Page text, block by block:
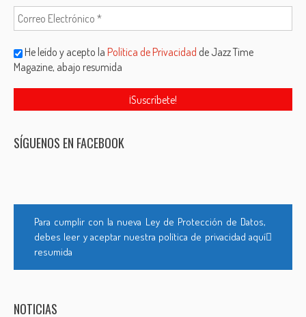
He leído y acepto laPolítica de Privacidad de Jazz Time
Magazine, abajo resumida
SÍGUENOS EN FACEBOOK
Para cumplir con la nueva Ley de Protección de Datos,
debes leer y aceptar nuestra política de privacidad aquí
resumida
NOTICIAS